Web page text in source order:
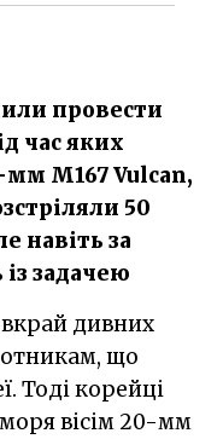
провести
час яких
мм M167 Vulcan,
50
навіть за
задачею
що
Тоді корейці
вісім 20-мм